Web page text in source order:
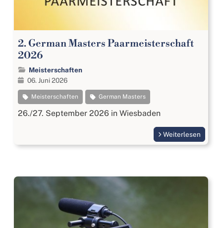
2. German Masters Paarmeisterschaft
2026
Meisterschaften
06. Juni 2026
Meisterschaften German Masters
26./27. September 2026 in Wiesbaden
Weiterlesen